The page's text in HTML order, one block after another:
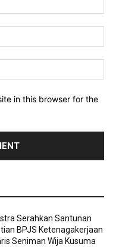
in this browser for the
Serahkan Santunan
BPJS Ketenagakerjaan
Seniman Wija Kusuma